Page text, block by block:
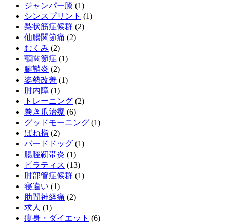
ジャンパー膝 (1)
シンスプリント (1)
梨状筋症候群 (2)
仙腸関節痛 (2)
むくみ (2)
顎関節症 (1)
腱鞘炎 (2)
姿勢改善 (1)
肘内障 (1)
トレーニング (2)
巻き爪治療 (6)
グッドモーニング (1)
ばね指 (2)
バードドッグ (1)
腸脛靭帯炎 (1)
ピラティス (13)
肘部管症候群 (1)
寝違い (1)
肋間神経痛 (2)
求人 (1)
痩身・ダイエット (6)